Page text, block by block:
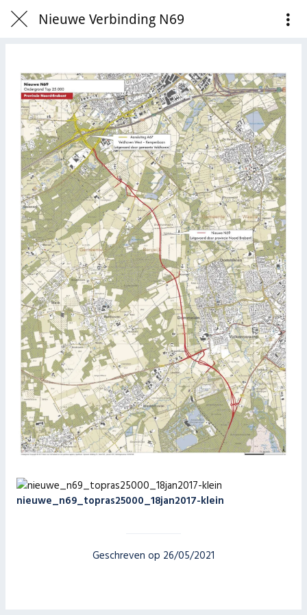
Nieuwe Verbinding N69
nieuwe_n69_topras25000_18jan2017-klein
Geschreven op 26/05/2021